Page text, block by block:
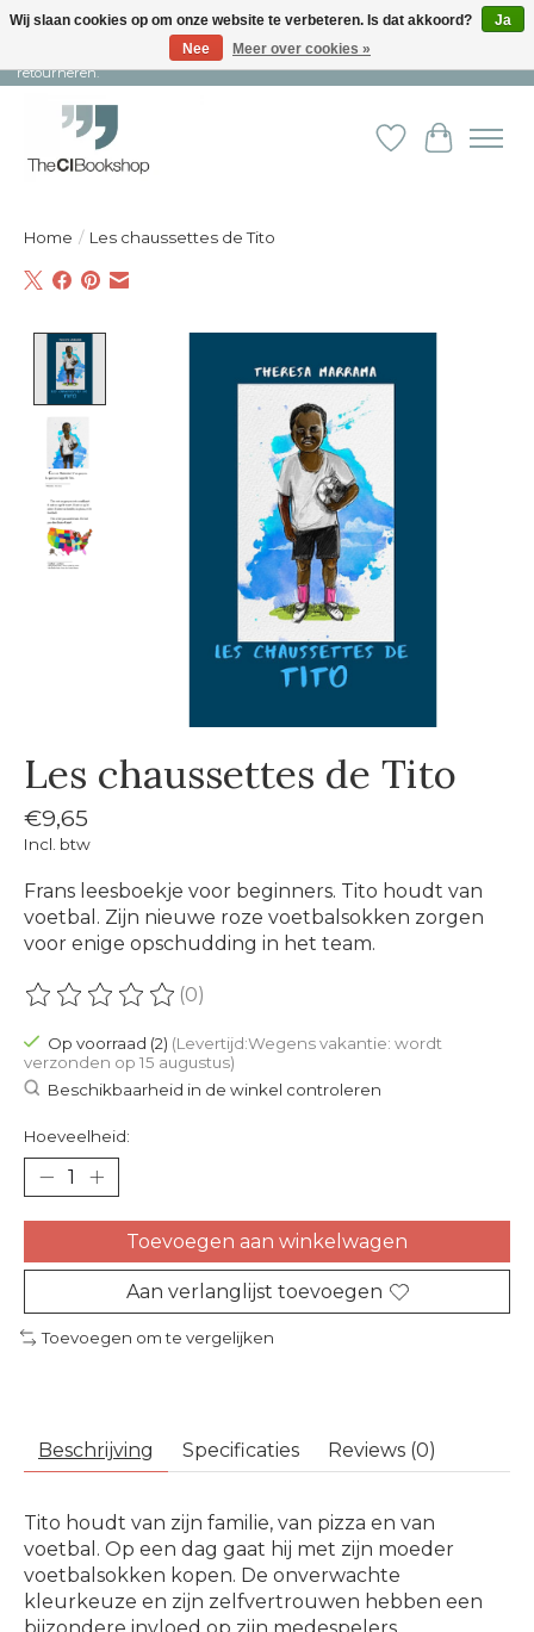
Snelle levering en persoonlijke service ︱ Niet goed? Geld terug! ︱ Gratis
retourneren.
Verlanglijst
Home / Les chaussettes de Tito
Les chaussettes de Tito
€9,65
Incl. btw
Frans leesboekje voor beginners. Tito houdt van
voetbal. Zijn nieuwe roze voetbalsokken zorgen
voor enige opschudding in het team.
De beoordeling van dit product is
(0)
Op voorraad (2) (Levertijd:Wegens vakantie: wordt
verzonden op 15 augustus)
Beschikbaarheid in de winkel controleren
Hoeveelheid:
Toevoegen aan winkelwagen
Aan verlanglijst toevoegen
Toevoegen om te vergelijken
Beschrijving Specificaties Reviews (0)
Tito houdt van zijn familie, van pizza en van
voetbal. Op een dag gaat hij met zijn moeder
voetbalsokken kopen. De onverwachte
kleurkeuze en zijn zelfvertrouwen hebben een
Wij slaan cookies op om onze website te verbeteren. Is dat akkoord?
Ja
Nee
Meer over cookies »